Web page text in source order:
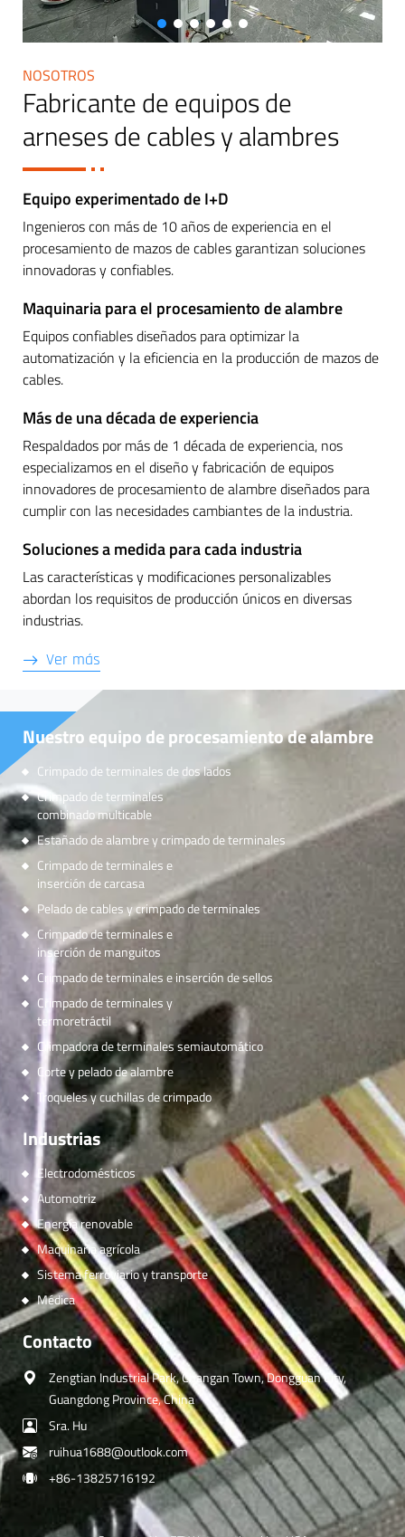
NOSOTROS
Fabricante de equipos de
arneses de cables y alambres
Equipo experimentado de I+D
Ingenieros con más de 10 años de experiencia en el
procesamiento de mazos de cables garantizan soluciones
innovadoras y confiables.
Maquinaria para el procesamiento de alambre
Equipos confiables diseñados para optimizar la
automatización y la eficiencia en la producción de mazos de
cables.
Más de una década de experiencia
Respaldados por más de 1 década de experiencia, nos
especializamos en el diseño y fabricación de equipos
innovadores de procesamiento de alambre diseñados para
cumplir con las necesidades cambiantes de la industria.
Soluciones a medida para cada industria
Las características y modificaciones personalizables
abordan los requisitos de producción únicos en diversas
industrias.
Ver más
Nuestro equipo de procesamiento de alambre
Crimpado de terminales de dos lados
Crimpado de terminales
combinado multicable
Estañado de alambre y crimpado de terminales
Crimpado de terminales e
inserción de carcasa
Pelado de cables y crimpado de terminales
Crimpado de terminales e
inserción de manguitos
Crimpado de terminales e inserción de sellos
Crimpado de terminales y
termoretráctil
Crimpadora de terminales semiautomático
Corte y pelado de alambre
Troqueles y cuchillas de crimpado
Industrias
Electrodomésticos
Automotriz
Energía renovable
Maquinaria agrícola
Sistema ferroviario y transporte
Médica
Contacto
Zengtian Industrial Park, Changan Town, Dongguan City,
Guangdong Province, China
Sra. Hu
ruihua1688@outlook.com
+86-13825716192